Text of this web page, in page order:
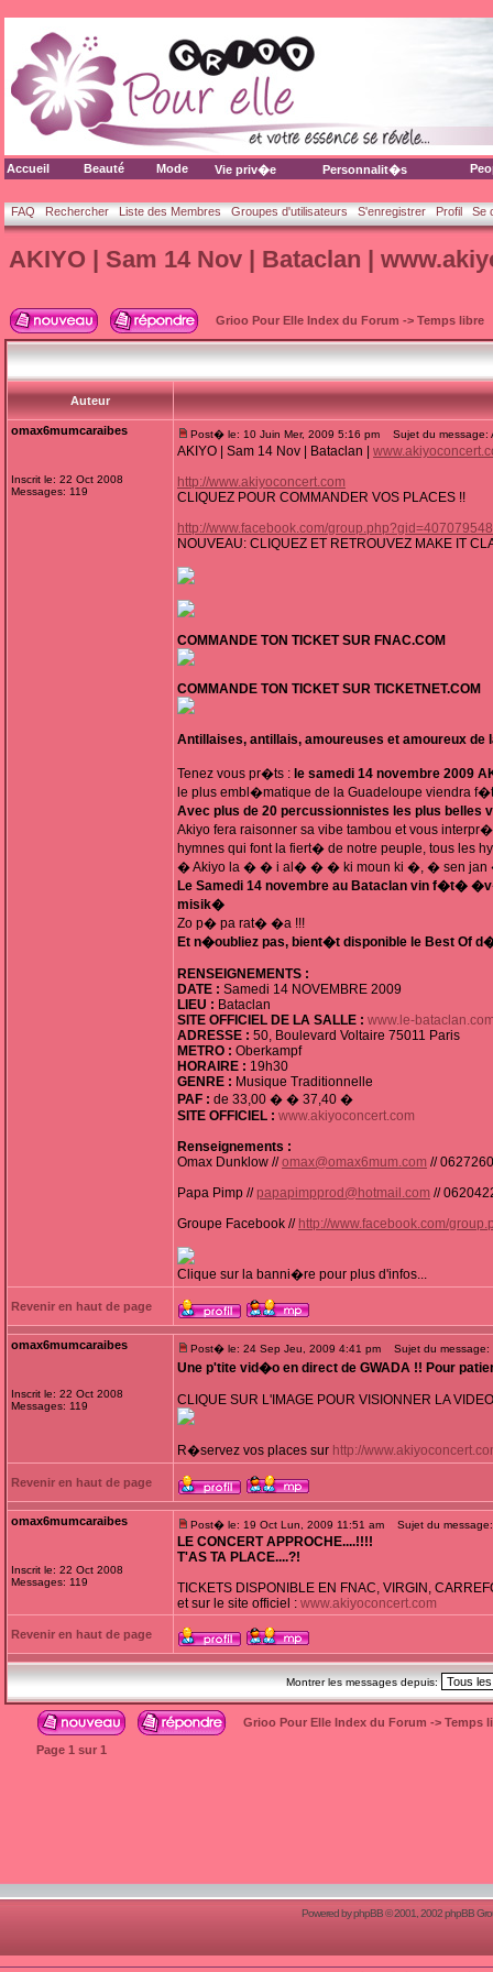
Accueil Beauté Mode Vie priv�e Personnalit�s
FAQ Rechercher Liste des Membres Groupes d'utilisateurs S'enregistrer Profil Se
AKIYO | Sam 14 Nov | Bataclan |
Grioo Pour Elle Index du Forum -> Temps libre
Auteur
omax6mumcaraibes
Inscrit le: 22 Oct 2008
Messages: 119
Post� le: 10 Juin Mer, 2009 5:16 pm Sujet du message:
AKIYO | Sam 14 Nov | Bataclan |
http://www.akiyoconcert.com
CLIQUEZ POUR COMMANDER VOS PLACES !!
http://www.facebook.com/
NOUVEAU: CLIQUEZ ET RETROUVEZ MAKE IT
COMMANDE TON TICKET SUR FNAC.COM
COMMANDE TON TICKET SUR TICKETNET.COM
Antillaises, antillais, amoureuses et amoureux
Tenez vous pr�ts : le samedi 14 novembre 2009
le plus embl�matique de la Guadeloupe viendra
Avec plus de 20 percussionnistes les plus
Akiyo fera raisonner sa vibe tambou et vous
hymnes qui font la fiert� de notre peuple, tous les
� Akiyo la � � i al� � � ki moun ki �, � sen jan
Le Samedi 14 novembre au Bataclan vin f�t�
misik�
Zo p� pa rat� �a !!!
Et n�oubliez pas, bient�t disponible le Best Of
RENSEIGNEMENTS :
DATE : Samedi 14 NOVEMBRE 2009
LIEU : Bataclan
SITE OFFICIEL DE LA SALLE : www.le-
ADRESSE : 50, Boulevard Voltaire 75011 Paris
METRO : Oberkampf
HORAIRE : 19h30
GENRE : Musique Traditionnelle
PAF : de 33,00 � � 37,40 �
SITE OFFICIEL : www.akiyoconcert.com
Renseignements :
Omax Dunklow //omax@omax6mum.com //
Papa Pimp // papapimpprod@hotmail.com //
Groupe Facebook // http://www.facebook.com/
Clique sur la banni�re pour plus d'infos...
Revenir en haut de page
omax6mumcaraibes
Inscrit le: 22 Oct 2008
Messages: 119
Post� le: 24 Sep Jeu, 2009 4:41 pm Sujet du message:
Une p'tite vid�o en direct de GWADA !! Pour
CLIQUE SUR L'IMAGE POUR VISIONNER LA
R�servez vos places sur http://
Revenir en haut de page
omax6mumcaraibes
Inscrit le: 22 Oct 2008
Messages: 119
Post� le: 19 Oct Lun, 2009 11:51 am Sujet du message:
LE CONCERT APPROCHE....!!!!
T'AS TA PLACE....?!
TICKETS DISPONIBLE EN FNAC, VIRGIN,
et sur le site officiel : www.akiyoconcert.com
Revenir en haut de page
Montrer les messages depuis:
Grioo Pour Elle Index du Forum -> Temps
Page 1 sur 1
Powered byphpBB© 2001, 2002 phpBB